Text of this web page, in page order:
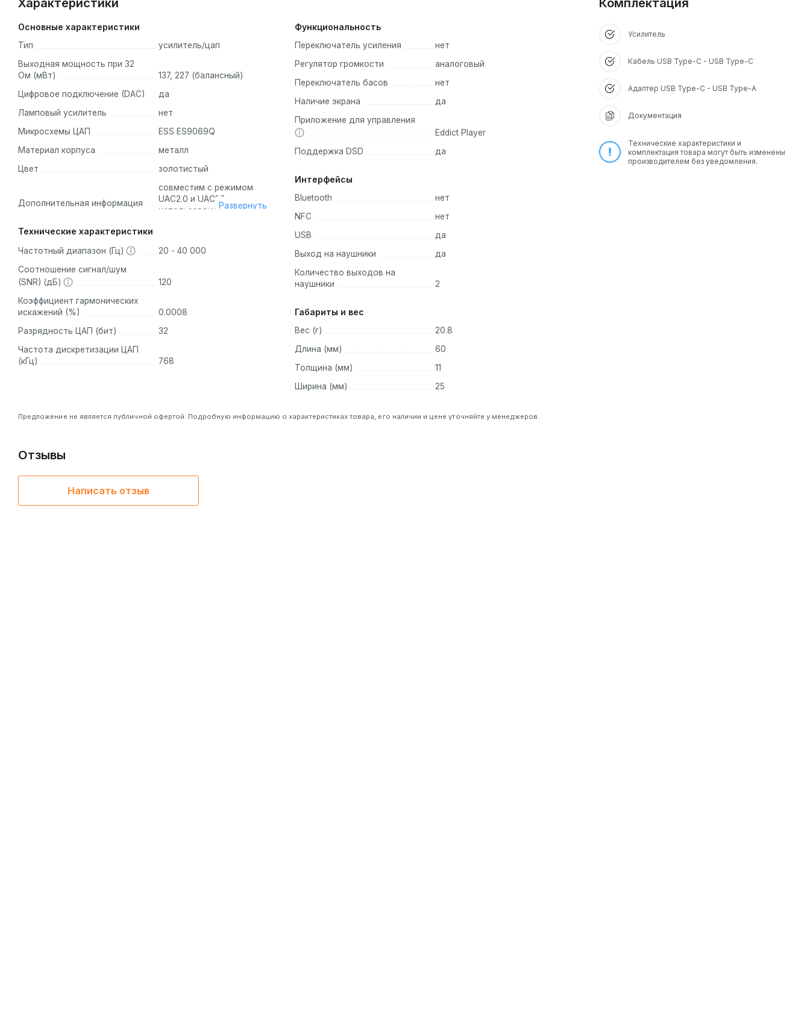
Характеристики
Основные характеристики
Тип
усилитель/цап
Выходная мощность при 32
Ом (мВт)
137, 227 (балансный)
Цифровое подключение (DAC)
да
Ламповый усилитель
нет
Микросхемы ЦАП
ESS ES9069Q
Материал корпуса
металл
Цвет
золотистый
Дополнительная информация
совместим с режимом
UAC2.0 и UAC1.0 для
использования с Nintendo
более старыми
устройствами, Android,
Развернуть
Технические характеристики
Частотный диапазон (Гц)
20 - 40 000
Соотношение сигнал/шум
(SNR) (дБ)
120
Коэффициент гармонических
искажений (%)
0.0008
Разрядность ЦАП (бит)
32
Частота дискретизации ЦАП
(кГц)
768
Функциональность
Переключатель усиления
нет
Регулятор громкости
аналоговый
Переключатель басов
нет
Наличие экрана
да
Приложение для управления
Eddict Player
Поддержка DSD
да
Интерфейсы
Bluetooth
нет
NFC
нет
USB
да
Выход на наушники
да
Количество выходов на
наушники
2
Габариты и вес
Вес (г)
20.8
Длина (мм)
60
Толщина (мм)
11
Ширина (мм)
25
Предложение не является публичной офертой. Подробную информацию о характеристиках товара, его наличии и цене уточняйте у менеджеров.
Комплектация
Усилитель
Кабель USB Type-C - USB Type-C
Адаптер USB Type-C - USB Type-A
Документация
Технические характеристики и
комплектация товара могут быть изменены
производителем без уведомления.
Отзывы
Написать отзыв